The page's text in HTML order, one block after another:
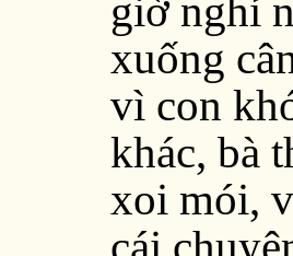
giờ nghỉ
xuống
vì con
khác, bà
xoi mói,